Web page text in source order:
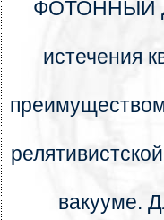
ФОТОННЫЙ
истечения
вакууме.